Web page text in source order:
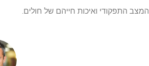
התפקודי ואיכות חייהם של חולים.